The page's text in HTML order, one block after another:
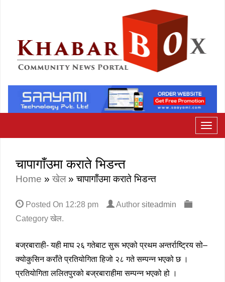
चापागाँउमा कराते भिडन्त
Home » खेल»चापागाँउमा कराते भिडन्त
Posted On 12:28 pm Author siteadmin
Category खेल.
बज्रबाराही- यही माघ २६ गतेबाट सुरू भएको प्रथम अन्तर्राष्ट्रिय सो–
क्योकुसिन कराँते प्रतियोगिता हिजो २८ गते सम्पन्न भएको छ ।
प्रतियोगिता ललितपुरको बज्रबाराहीमा सम्पन्न भएको हो ।